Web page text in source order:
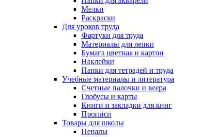
Мелки
Раскраски
Для уроков труда
Фартуки для труда
Материалы для лепки
Бумага цветная и картон
Наклейки
Папки для тетрадей и труда
Учебные материалы и литература
Счетные палочки и веера
Глобусы и карты
Книги и закладки для книг
Прописи
Товары для школы
Пеналы